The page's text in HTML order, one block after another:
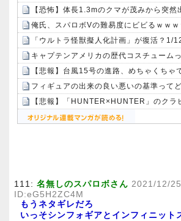
俺氏、スパロボVの難易度にビビるｗｗ
キャプテンアメリカの歴代コスチューム
フィギュアの出来の良い悪いの基準って
111: 名無しのスパロボさん 2021/12/
ID:eG5H2ZC4M
もうネタギレだろ
いっそシンフォギアとインフィニット